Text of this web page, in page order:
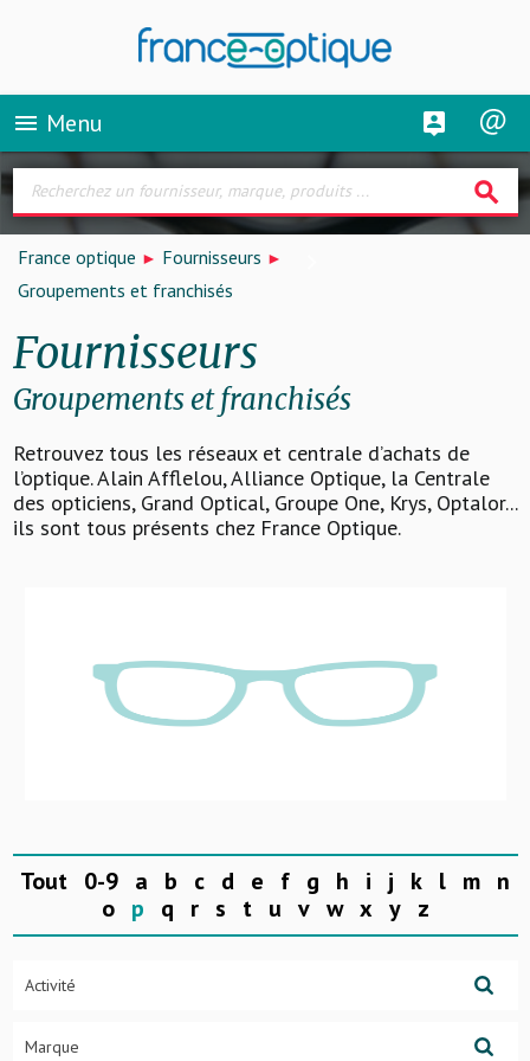
menu Menu
search
France optique
Fournisseurs
Groupements et franchisés
Fournisseurs
Groupements et franchisés
Retrouvez tous les réseaux et centrale d’achats de
l’optique. Alain Afflelou, Alliance Optique, la Centrale
des opticiens, Grand Optical, Groupe One, Krys, Optalor...
ils sont tous présents chez France Optique.
Tout 0-9 a b c d e f g h i j k l m n
o p q r s t u v w x y z